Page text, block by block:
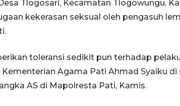
Tlogosari, Kecamatan Tlogowungu,
kekerasan seksual oleh pengasuh
toleransi sedikit pun terhadap
Agama Pati Ahmad Syaiku di
AS di Mapolresta Pati, Kamis.